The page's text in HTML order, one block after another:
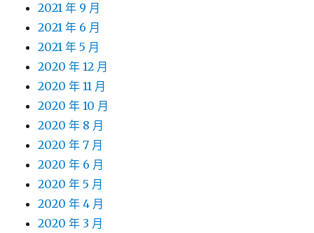
2021 年 9 月
2021 年 6 月
2021 年 5 月
2020 年 12 月
2020 年 11 月
2020 年 10 月
2020 年 8 月
2020 年 7 月
2020 年 6 月
2020 年 5 月
2020 年 4 月
2020 年 3 月